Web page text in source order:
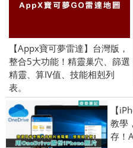
【Appx寶可夢雷達】台灣版，
整合5大功能！精靈巢穴、篩選
精靈、算IV值、技能相剋列
表。
【
教學
存！